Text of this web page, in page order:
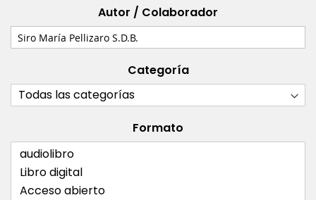
Autor / Colaborador
Categoría
Formato